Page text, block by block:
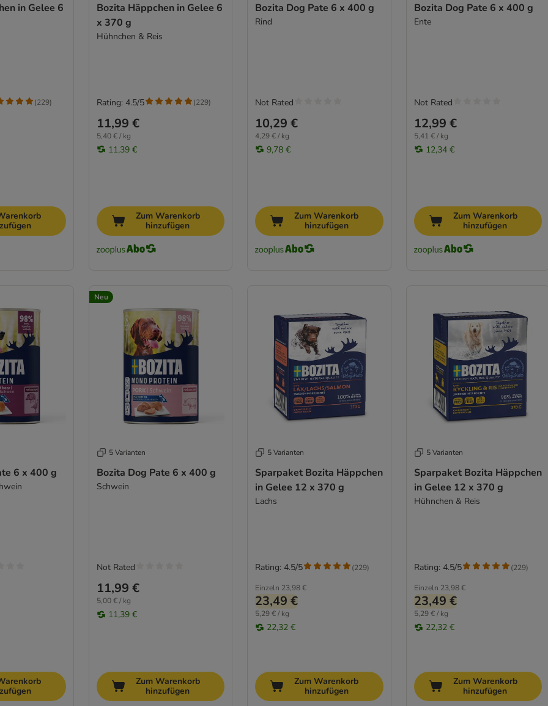
in Gelee 6
(229)
Bozita Häppchen in Gelee 6
x 370 g
Hühnchen & Reis
11,99 €
5,40 € / kg
11,39 €
Rating: 4.5/5 (229)
Zum Warenkorb
hinzufügen
Bozita Dog Pate 6 x 400 g
Rind
10,29 €
4,29 € / kg
9,78 €
Not Rated
Zum Warenkorb
hinzufügen
Bozita Dog Pate 6 x 400 g
Ente
12,99 €
5,41 € / kg
12,34 €
Not Rated
Zum Warenkorb
hinzufügen
6 x 400 g
Neu
5 Varianten
Bozita Dog Pate 6 x 400 g
Schwein
11,99 €
5,00 € / kg
11,39 €
Not Rated
Zum Warenkorb
hinzufügen
5 Varianten
Sparpaket Bozita Häppchen
in Gelee 12 x 370 g
Lachs
Einzeln 23,98 €
23,49 €
5,29 € / kg
22,32 €
Rating: 4.5/5 (229)
Zum Warenkorb
hinzufügen
5 Varianten
Sparpaket Bozita Häppchen
in Gelee 12 x 370 g
Hühnchen & Reis
Einzeln 23,98 €
23,49 €
5,29 € / kg
22,32 €
Rating: 4.5/5 (229)
Zum Warenkorb
hinzufügen